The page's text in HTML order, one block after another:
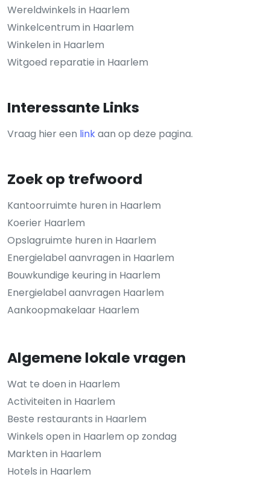
Wereldwinkels in Haarlem
Winkelcentrum in Haarlem
Winkelen in Haarlem
Witgoed reparatie in Haarlem
Interessante Links
Vraag hier een linkaan op deze pagina.
Zoek op trefwoord
Kantoorruimte huren in Haarlem
Koerier Haarlem
Opslagruimte huren in Haarlem
Energielabel aanvragen in Haarlem
Bouwkundige keuring in Haarlem
Energielabel aanvragen Haarlem
Aankoopmakelaar Haarlem
Algemene lokale vragen
Wat te doen in Haarlem
Activiteiten in Haarlem
Beste restaurants in Haarlem
Winkels open in Haarlem op zondag
Markten in Haarlem
Hotels in Haarlem